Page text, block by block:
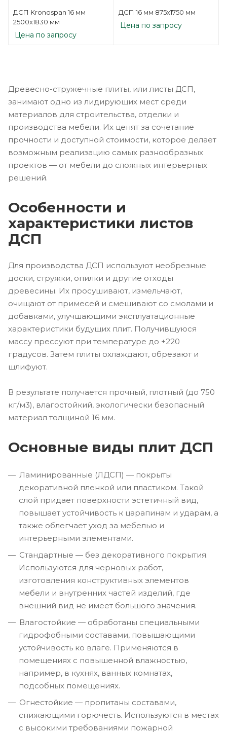
ДСП Kronospan 16 мм
2500х1830 мм
Цена по запросу
ДСП 16 мм 875х1750 мм
Цена по запросу
Древесно-стружечные плиты, или листы ДСП,
занимают одно из лидирующих мест среди
материалов для строительства, отделки и
производства мебели. Их ценят за сочетание
прочности и доступной стоимости, которое делает
возможным реализацию самых разнообразных
проектов — от мебели до сложных интерьерных
решений.
Особенности и
характеристики листов
ДСП
Для производства ДСП используют необрезные
доски, стружки, опилки и другие отходы
древесины. Их просушивают, измельчают,
очищают от примесей и смешивают со смолами и
добавками, улучшающими эксплуатационные
характеристики будущих плит. Получившуюся
массу прессуют при температуре до +220
градусов. Затем плиты охлаждают, обрезают и
шлифуют.
В результате получается прочный, плотный (до 750
кг/м3), влагостойкий, экологически безопасный
материал толщиной 16 мм.
Основные виды плит ДСП
Ламинированные (ЛДСП) — покрыты
декоративной пленкой или пластиком. Такой
слой придает поверхности эстетичный вид,
повышает устойчивость к царапинам и ударам, а
также облегчает уход за мебелью и
интерьерными элементами.
Стандартные — без декоративного покрытия.
Используются для черновых работ,
изготовления конструктивных элементов
мебели и внутренних частей изделий, где
внешний вид не имеет большого значения.
Влагостойкие — обработаны специальными
гидрофобными составами, повышающими
устойчивость ко влаге. Применяются в
помещениях с повышенной влажностью,
например, в кухнях, ванных комнатах,
подсобных помещениях.
Огнестойкие — пропитаны составами,
снижающими горючесть. Используются в местах
с высокими требованиями пожарной